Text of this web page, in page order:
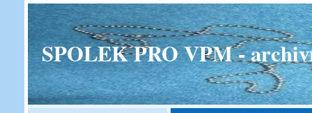
SPOLEK PRO VPM -